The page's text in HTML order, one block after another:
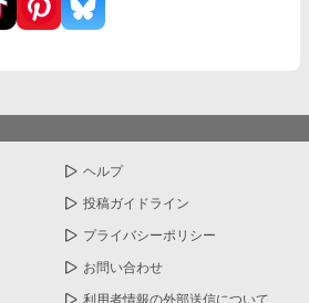
ヘルプ
投稿ガイドライン
プライバシーポリシー
お問い合わせ
利用者情報の外部送信について